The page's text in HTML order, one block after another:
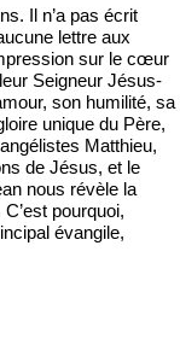
Il n’a pas écrit
lettre aux
sur le cœur
Seigneur Jésus-
son humilité, sa
unique du Père,
Matthieu,
de Jésus, et le
nous révèle la
pourquoi,
évangile,